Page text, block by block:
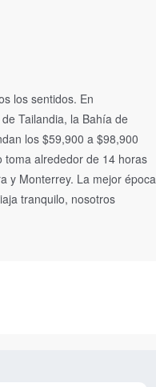
los sentidos. En
Tailandia, la Bahía de
los $59,900 a $98,900
toma alrededor de 14 horas
y Monterrey. La mejor época
tranquilo, nosotros